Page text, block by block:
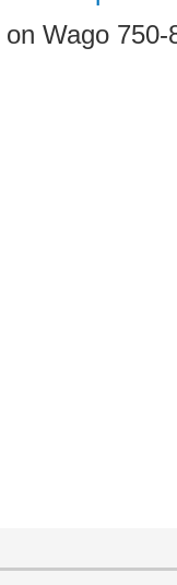
on Wago 750-